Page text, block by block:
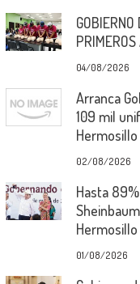
04/08/2026
Arranca
109 mil
Hermosillo
02/08/2026
Hasta
Hermosillo
01/08/2026